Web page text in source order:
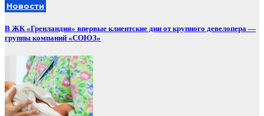
Новости
В ЖК «Гренландия» впервые клиентские дни от крупного девелопера —
группы компаний «СОЮЗ»